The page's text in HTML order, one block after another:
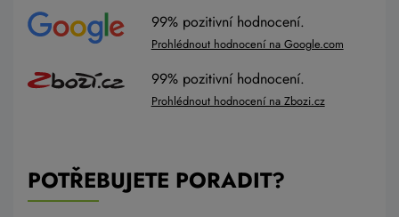
99% pozitivní hodnocení.
Prohlédnout hodnocení na Google.com
99% pozitivní hodnocení.
Prohlédnout hodnocení na Zbozi.cz
POTŘEBUJETE PORADIT?